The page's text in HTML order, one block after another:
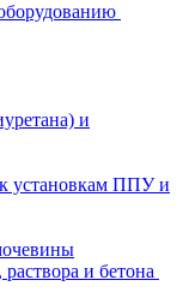
и
установкам ППУ и
и бетона